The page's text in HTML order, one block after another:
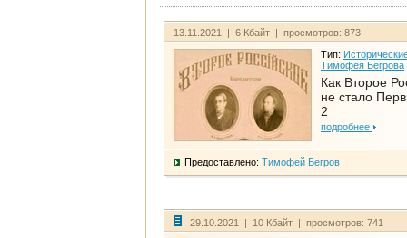
13.11.2021 | 6 Кбайт | просмотров: 873
Тип:
Тимофея Бегрова
Как Второе
не стало
2
подробнее
Предоставлено: Тимофей Бегров
29.10.2021 | 10 Кбайт | просмотров: 741